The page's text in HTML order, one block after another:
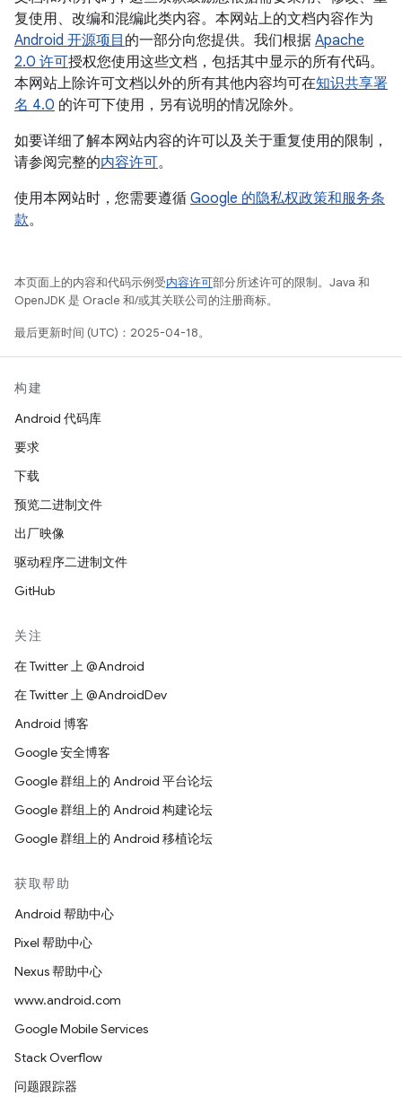
复使用、改编和混编此类内容。本网站上的文档内容作为
Android 开源项目 的一部分向您提供。我们根据 Apache
2.0 许可授权您使用这些文档，包括其中显示的所有代码。
本网站上除许可文档以外的所有其他内容均可在知识共享署
名 4.0 的许可下使用，另有说明的情况除外。
如要详细了解本网站内容的许可以及关于重复使用的限制，
请参阅完整的内容许可。
使用本网站时，您需要遵循 Google 的隐私权政策和服务条
款。
本页面上的内容和代码示例受内容许可部分所述许可的限制。Java 和
OpenJDK 是 Oracle 和/或其关联公司的注册商标。
最后更新时间 (UTC)：2025-04-18。
构建
Android 代码库
要求
下载
预览二进制文件
出厂映像
驱动程序二进制文件
GitHub
关注
在 Twitter 上 @Android
在 Twitter 上 @AndroidDev
Android 博客
Google 安全博客
Google 群组上的 Android 平台论坛
Google 群组上的 Android 构建论坛
Google 群组上的 Android 移植论坛
获取帮助
Android 帮助中心
Pixel 帮助中心
Nexus 帮助中心
www.android.com
Google Mobile Services
Stack Overflow
问题跟踪器